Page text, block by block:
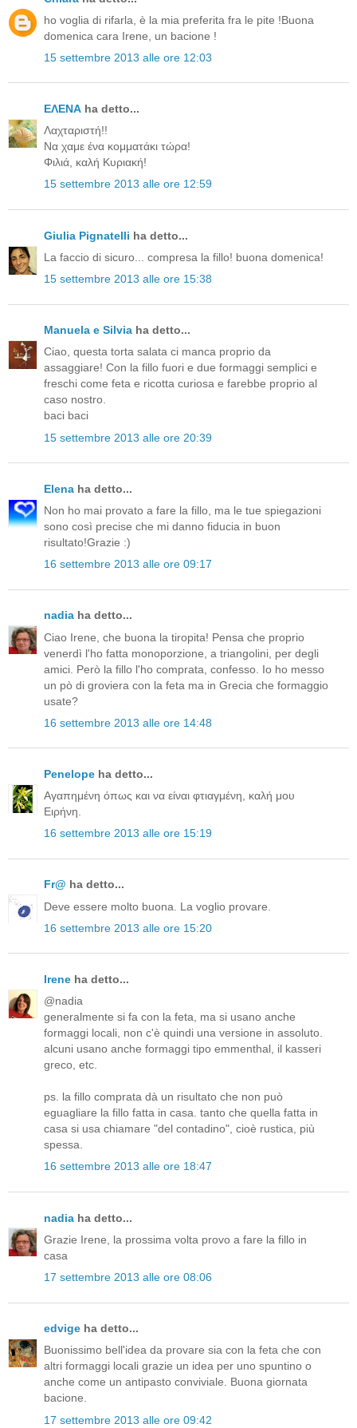
ho voglia di rifarla, è la mia preferita fra le pite !Buona
domenica cara Irene, un bacione !
15 settembre 2013 alle ore 12:03
ΕΛΕΝΑ ha detto...
Λαχταριστή!!
Να χαμε ένα κομματάκι τώρα!
Φιλιά, καλή Κυριακή!
15 settembre 2013 alle ore 12:59
Giulia Pignatelli ha detto...
La faccio di sicuro... compresa la fillo! buona domenica!
15 settembre 2013 alle ore 15:38
Manuela e Silvia ha detto...
Ciao, questa torta salata ci manca proprio da
assaggiare! Con la fillo fuori e due formaggi semplici e
freschi come feta e ricotta curiosa e farebbe proprio al
caso nostro.
baci baci
15 settembre 2013 alle ore 20:39
Elena ha detto...
Non ho mai provato a fare la fillo, ma le tue spiegazioni
sono così precise che mi danno fiducia in buon
risultato!Grazie :)
16 settembre 2013 alle ore 09:17
nadia ha detto...
Ciao Irene, che buona la tiropita! Pensa che proprio
venerdì l'ho fatta monoporzione, a triangolini, per degli
amici. Però la fillo l'ho comprata, confesso. Io ho messo
un pò di groviera con la feta ma in Grecia che formaggio
usate?
16 settembre 2013 alle ore 14:48
Penelope ha detto...
Αγαπημένη όπως και να είναι φτιαγμένη, καλή μου
Ειρήνη.
16 settembre 2013 alle ore 15:19
Fr@ ha detto...
Deve essere molto buona. La voglio provare.
16 settembre 2013 alle ore 15:20
Irene ha detto...
@nadia
generalmente si fa con la feta, ma si usano anche
formaggi locali, non c'è quindi una versione in assoluto.
alcuni usano anche formaggi tipo emmenthal, il kasseri
greco, etc.
ps. la fillo comprata dà un risultato che non può
eguagliare la fillo fatta in casa. tanto che quella fatta in
casa si usa chiamare "del contadino", cioè rustica, più
spessa.
16 settembre 2013 alle ore 18:47
nadia ha detto...
Grazie Irene, la prossima volta provo a fare la fillo in
casa
17 settembre 2013 alle ore 08:06
edvige ha detto...
Buonissimo bell'idea da provare sia con la feta che con
altri formaggi locali grazie un idea per uno spuntino o
anche come un antipasto conviviale. Buona giornata
bacione.
17 settembre 2013 alle ore 09:42